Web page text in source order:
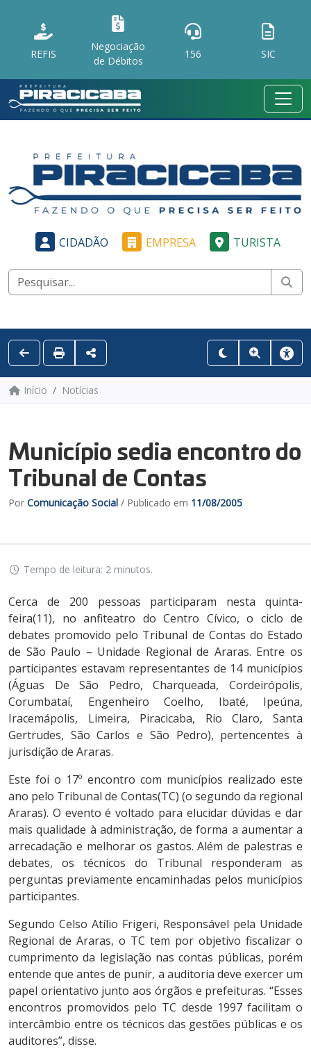
REFIS
Negociação
de Débitos
156 SIC
CIDADÃO EMPRESA TURISTA
Início Notícias
Município sedia encontro do
Tribunal de Contas
Por Comunicação Social / Publicado em 11/08/2005
Tempo de leitura: 2 minutos.
Cerca de 200 pessoas participaram nesta quinta-
feira(11), no anfiteatro do Centro Cívico, o ciclo de
debates promovido pelo Tribunal de Contas do Estado
de São Paulo – Unidade Regional de Araras. Entre os
participantes estavam representantes de 14 municípios
(Águas De São Pedro, Charqueada, Cordeirópolis,
Corumbataí, Engenheiro Coelho, Ibaté, Ipeúna,
Iracemápolis, Limeira, Piracicaba, Rio Claro, Santa
Gertrudes, São Carlos e São Pedro), pertencentes à
jurisdição de Araras.
Este foi o 17º encontro com municípios realizado este
ano pelo Tribunal de Contas(TC) (o segundo da regional
Araras). O evento é voltado para elucidar dúvidas e dar
mais qualidade à administração, de forma a aumentar a
arrecadação e melhorar os gastos. Além de palestras e
debates, os técnicos do Tribunal responderam as
perguntas previamente encaminhadas pelos municípios
participantes.
Segundo Celso Atílio Frigeri, Responsável pela Unidade
Regional de Araras, o TC tem por objetivo fiscalizar o
cumprimento da legislação nas contas públicas, porém
entende que antes de punir, a auditoria deve exercer um
papel orientativo junto aos órgãos e prefeituras. “Esses
encontros promovidos pelo TC desde 1997 facilitam o
intercâmbio entre os técnicos das gestões públicas e os
auditores”, disse.